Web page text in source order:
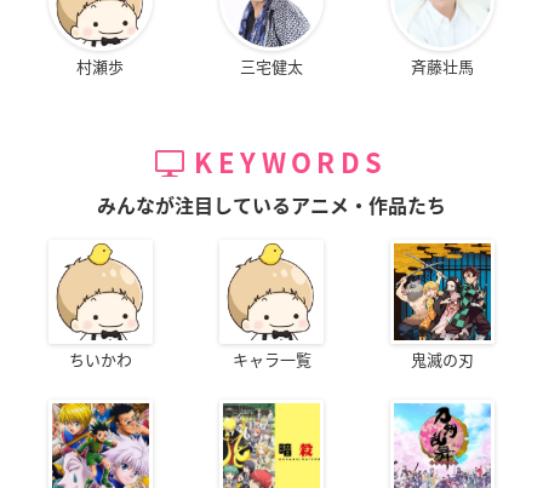
村瀬歩 三宅健太 斉藤壮馬
KEYWORDS
みんなが注目しているアニメ・作品たち
ちいかわ キャラ一覧 鬼滅の刃